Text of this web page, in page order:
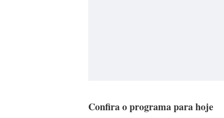
Confira o programa para hoje